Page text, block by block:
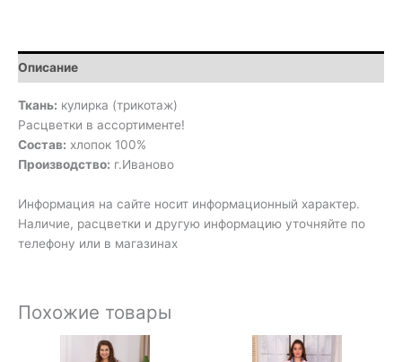
Описание
Ткань: кулирка (трикотаж)
Расцветки в ассортименте!
Состав: хлопок 100%
Производство: г.Иваново
Информация на сайте носит информационный характер.
Наличие, расцветки и другую информацию уточняйте по
телефону или в магазинах
Похожие товары